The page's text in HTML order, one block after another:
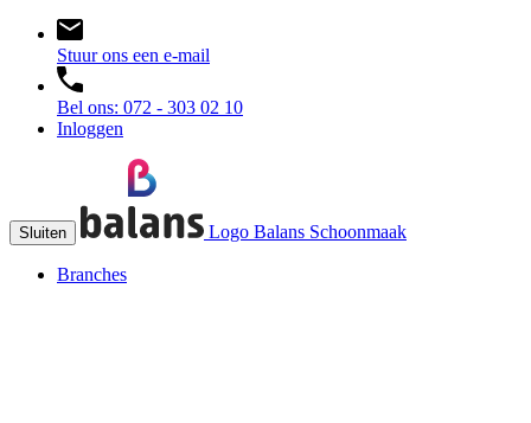
Stuur ons een e-mail
Bel ons: 072 - 303 02 10
Inloggen
Sluiten Logo Balans Schoonmaak
Branches